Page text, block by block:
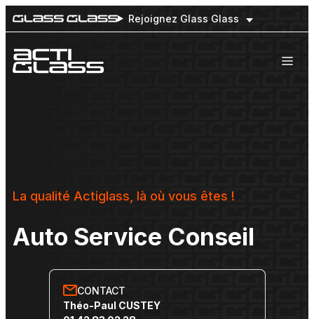
Rejoignez Glass Glass
Nos engagements
La qualité Actiglass, là où vous êtes !
Auto Service Conseil
CONTACT
Théo-Paul CUSTEY